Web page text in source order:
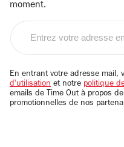
moment.
email
En entrant votre adresse mail,
d'utilisation et notre politique
emails de Time Out à propos
promotionnelles de nos